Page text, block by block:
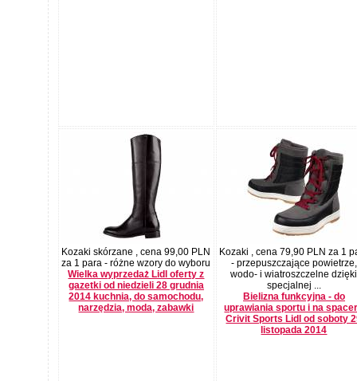
Kozaki skórzane , cena 99,00 PLN
za 1 para - różne wzory do wyboru
Wielka wyprzedaż Lidl oferty z
gazetki od niedzieli 28 grudnia
2014 kuchnia, do samochodu,
narzędzia, moda, zabawki
Kozaki , cena 79,90 PLN za 1
- przepuszczające powietrze,
wodo- i wiatroszczelne dzięki
specjalnej ...
Bielizna funkcyjna - do
uprawiania sportu i na
Crivit Sports Lidl od soboty
listopada 2014